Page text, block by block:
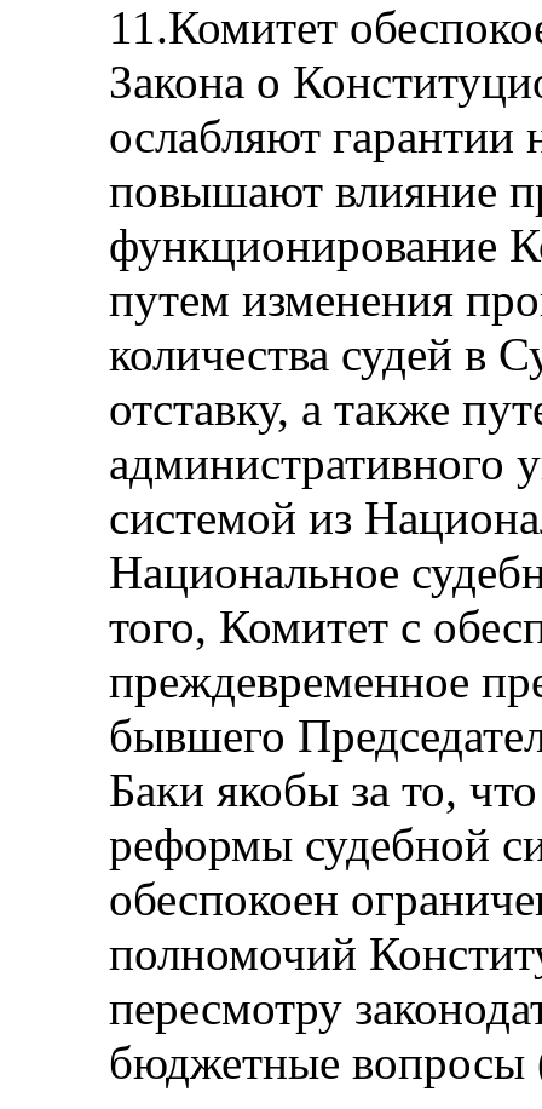
11.Комитет
Закона о
ослабляют гарантии
повышают влияние
функционирование
путем изменения
количества судей в
отставку, а также
административного
системой из
Национальное
того, Комитет с
преждевременное
бывшего
Баки якобы за то,
реформы судебной
обеспокоен
полномочий
пересмотру
бюджетные вопросы